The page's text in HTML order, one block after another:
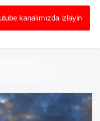
kanalımızda izləyin